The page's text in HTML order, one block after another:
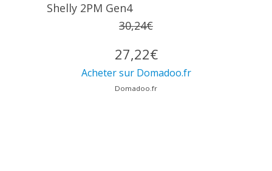
Shelly 2PM Gen4
30,24€
27,22€
Acheter sur Domadoo.fr
Domadoo.fr